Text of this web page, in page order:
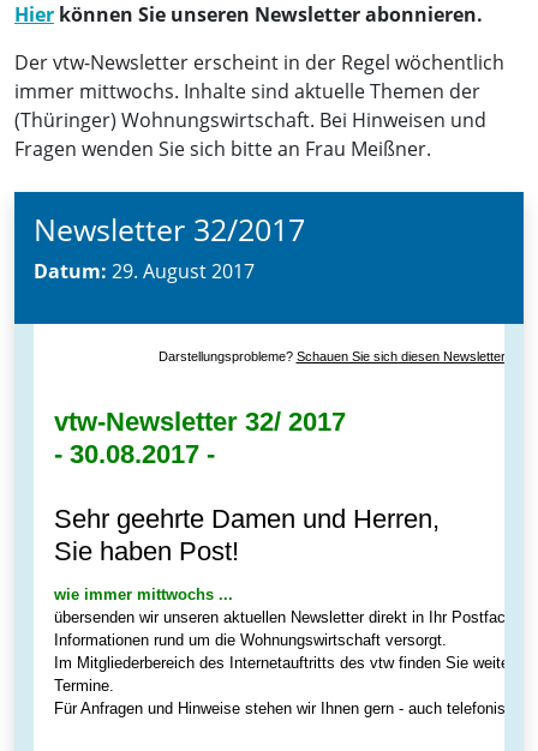
Hier können Sie unseren Newsletter abonnieren.
Der vtw-Newsletter erscheint in der Regel wöchentlich
immer mittwochs. Inhalte sind aktuelle Themen der
(Thüringer) Wohnungswirtschaft. Bei Hinweisen und
Fragen wenden Sie sich bitte an Frau Meißner.
Newsletter 32/2017
Datum: 29. August 2017